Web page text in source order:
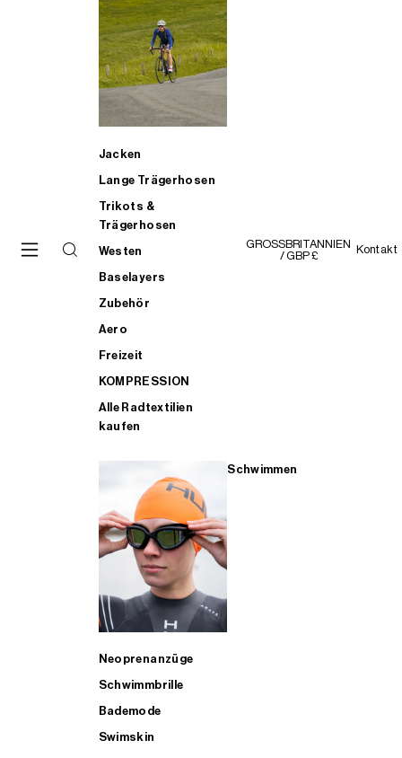
Jacken
Lange Trägerhosen
Trikots &
Trägerhosen
Westen
Baselayers
Zubehör
Aero
Freizeit
KOMPRESSION
Alle Radtextilien
kaufen
Schwimmen
Neoprenanzüge
Schwimmbrille
Bademode
Swimskin
GROSSBRITANNIEN
/ GBP £
Kontakt